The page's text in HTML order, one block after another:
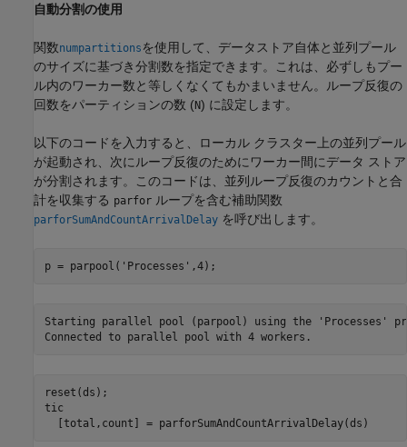
自動分割の使用
関数numpartitions を使用して、データストア自体と並列プール
のサイズに基づき分割数を指定できます。これは、必ずしもプー
ル内のワーカー数と等しくなくてもかまいません。ループ反復の
回数をパーティションの数 (N) に設定します。
以下のコードを入力すると、ローカル クラスター上の並列プール
が起動され、次にループ反復のためにワーカー間にデータ ストア
が分割されます。このコードは、並列ループ反復のカウントと合
計を収集する parfor ループを含む補助関数
parforSumAndCountArrivalDelay を呼び出します。
p = parpool( 'Processes' ,4);
Starting parallel pool (parpool) using the 'Processes'
reset(ds);
tic
  [total,count] = parforSumAndCountArrivalDelay(ds)